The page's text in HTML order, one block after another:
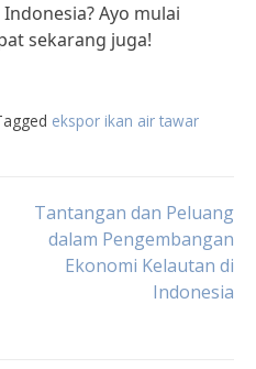
Ayo mulai
sekarang juga!
ekspor ikan air tawar
Tantangan dan Peluang
dalam Pengembangan
Ekonomi Kelautan di
Indonesia